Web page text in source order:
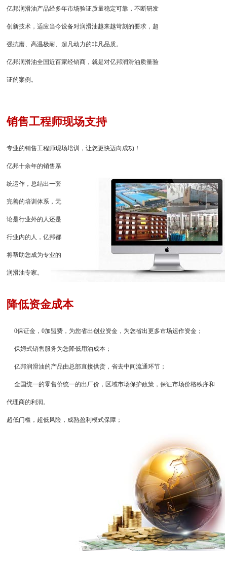
亿邦润滑油产品经多年市场验证质量稳定可靠，不断研发
创新技术，适应当今设备对润滑油越来越苛刻的要求，超
强抗磨、高温极耐、超凡动力的非凡品质。
亿邦润滑油全国近百家经销商，就是对亿邦润滑油质量验
证的案例。
销售工程师现场支持
专业的销售工程师现场培训，让您更快迈向成功！
亿邦十余年的销售系
统运作，总结出一套
完善的培训体系，无
论是行业外的人还是
行业内的人，亿邦都
将帮助您成为专业的
润滑油专家。
降低资金成本
0保证金，0加盟费，为您省出创业资金，为您省出更多市场运作资金；
保姆式销售服务为您降低用油成本；
亿邦润滑油的产品由总部直接供货，省去中间流通环节；
全国统一的零售价统一的出厂价，区域市场保护政策，保证市场价格秩序和
代理商的利润。
超低门槛，超低风险，成熟盈利模式保障；